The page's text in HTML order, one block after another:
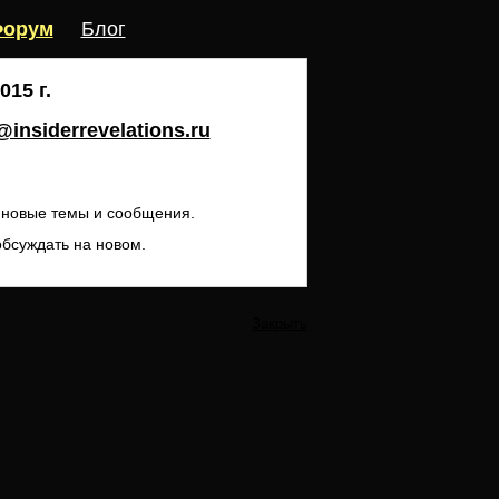
Блог
г.
темы и сообщения.
на новом.